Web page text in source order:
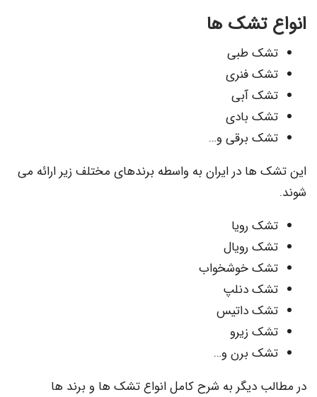
تشک ها
طبی
فنری
آبی
بادی
برقی و…
ها در ایران به واسطه برندهای مختلف زیر ارائه می
رویا
رویال
خوشخواب
دنلپ
داتیس
زیرو
برن و…
دیگر به شرح کامل انواع تشک ها و برند ها